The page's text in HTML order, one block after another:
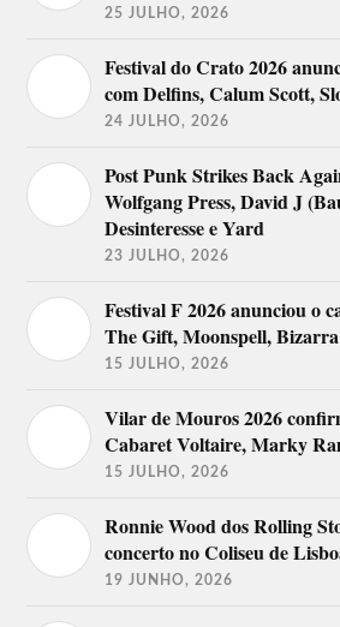
25 JULHO, 2026
Festival do Crato 2026
com Delfins, Calum Scott,
24 JULHO, 2026
Post Punk Strikes Back
Wolfgang Press, David J
Desinteresse e Yard
23 JULHO, 2026
Festival F 2026 anunciou o
The Gift, Moonspell,
15 JULHO, 2026
Vilar de Mouros 2026
Cabaret Voltaire, Marky
15 JULHO, 2026
Ronnie Wood dos Rolling
concerto no Coliseu de
19 JUNHO, 2026